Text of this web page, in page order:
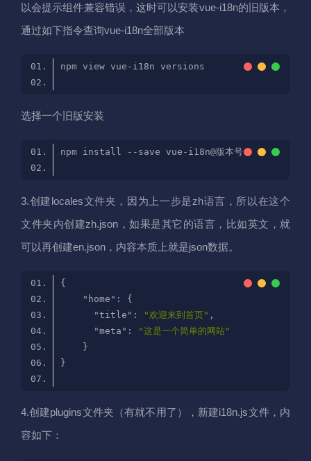
以会提示组件兼容错误，这时可以安装vue-i18n的旧版本，
通过如下指令查询vue-i18n全部版本
选择一个旧版安装
3.创建locales文件夹，因为上一步是zh语言，所以在这个
文件夹内创建zh.json，如果是其它的语言，比如英文，就
可以再创建en.json，内容本质上就是json数据。
"home"
"title" : "欢迎来到首页"
"meta" :
"这是一个简单的网站"
4.创建plugins文件夹（有就不用了），新建i18n.js文件，内
容如下：